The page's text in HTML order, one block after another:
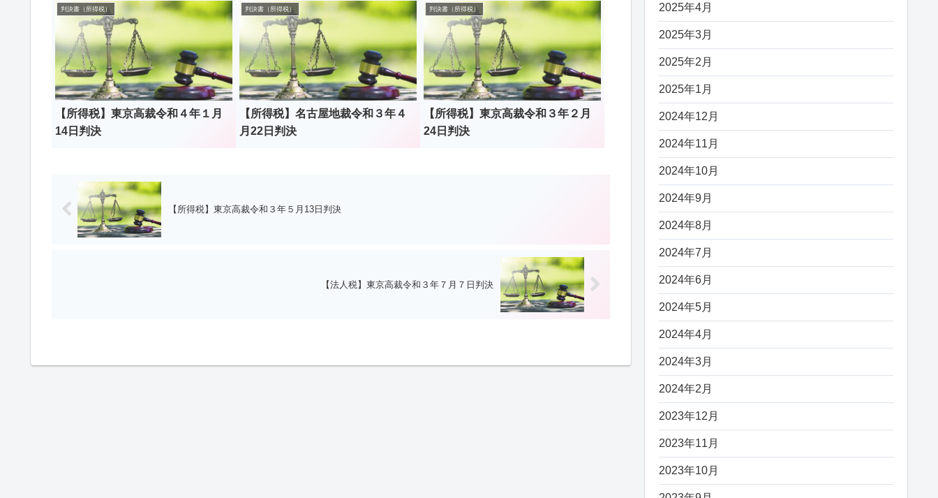
判決書（所得税）
【所得税】東京高裁令和４年１月
14日判決
判決書（所得税）
【所得税】名古屋地裁令和３年４
月22日判決
判決書（所得税）
【所得税】東京高裁令和３年２月
24日判決
【所得税】東京高裁令和３年５月13日判決
【法人税】東京高裁令和３年７月７日判決
2025年4月
2025年3月
2025年2月
2025年1月
2024年12月
2024年11月
2024年10月
2024年9月
2024年8月
2024年7月
2024年6月
2024年5月
2024年4月
2024年3月
2024年2月
2023年12月
2023年11月
2023年10月